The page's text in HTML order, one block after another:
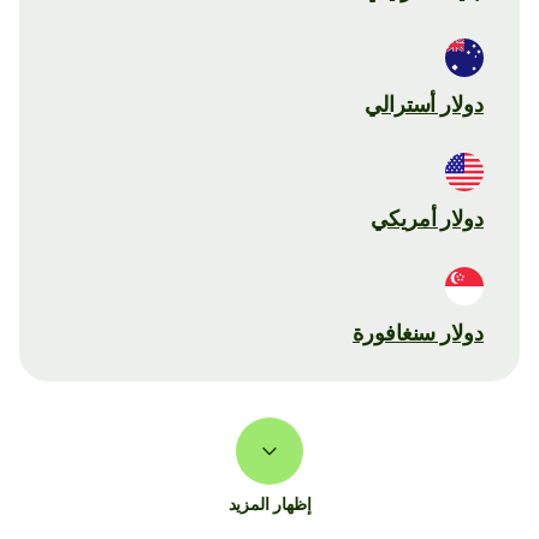
دولار أسترالي
دولار أمريكي
دولار سنغافورة
إظهار المزيد